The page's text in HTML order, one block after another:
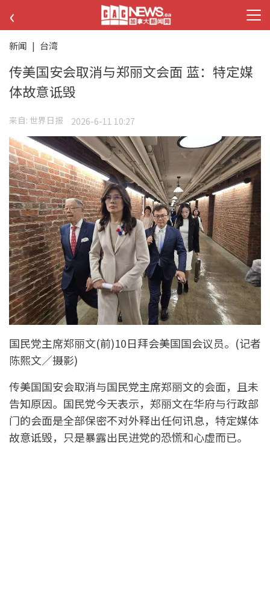
‹
新闻 | 台湾
传美国安会取消与郑丽文会面 蓝：特定媒
体故意诋毁
来自: 世界日报 2026-6-11 10:27
国民党主席郑丽文(前)10日拜会美国国会议员。(记者
陈熙文／摄影)
传美国国安会取消与国民党主席郑丽文的会面，且未
告知原因。国民党今天表示，郑丽文在华府与行政部
门的会面是全部保密不对外释出任何讯息，特定媒体
故意诋毁，只是暴露出民进党的恐慌和心虚而已。